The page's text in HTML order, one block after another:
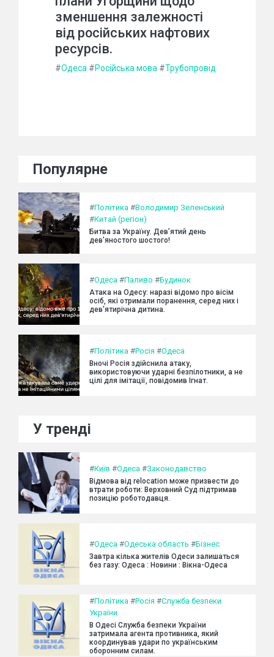
зменшення залежності
від російських нафтових
ресурсів.
#Одеса #Російська мова #Трубопровід
Популярне
#Політика #Володимир Зеленський
#Китай (регіон)
Битва за Україну. Дев’ятий день
дев’яностого шостого!
#Одеса #Паливо #Будинок
Атака на Одесу: наразі відомо про вісім
осіб, які отримали поранення, серед них і
дев'ятирічна дитина.
#Політика #Росія #Одеса
Вночі Росія здійснила атаку,
використовуючи ударні безпілотники, а не
цілі для імітації, повідомив Ігнат.
У тренді
#Київ #Одеса #Законодавство
Відмова від relocation може призвести до
втрати роботи: Верховний Суд підтримав
позицію роботодавця.
#Одеса #Одеська область #Бізнес
Завтра кілька жителів Одеси залишаться
без газу: Одеса : Новини : Вікна-Одеса
#Політика #Росія #Служба безпеки
України
В Одесі Служба безпеки України
затримала агента противника, який
координував удари по українським
оборонним силам.